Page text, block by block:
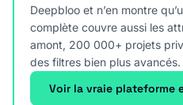
Deepbloo et n’en montre
complète couvre aussi les
amont, 200 000+ projets
des filtres bien plus avancés.
Voir la vraie plateforme